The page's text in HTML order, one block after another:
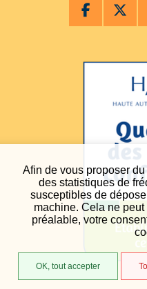
Afin de vous proposer
des statistiques de
susceptibles de
machine. Cela ne
préalable, votre
OK, tout accepter